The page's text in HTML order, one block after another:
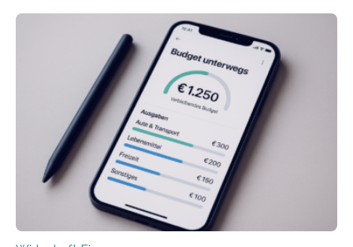
Unterkünfte fast überall deutlich teurer geworden. Für
viele Beschäftigte ist deshalb das zumeist im Juni oder
Juli ausgezahlte Urlaubsgeld ein wichtiger Faktor, um
sich den wohlverdienten Jahresurlaub leisten zu
können. Allerdings erhält mit 44 Prozent noch nicht
einmal die Hälfte aller Beschäftigten in der
Privatwirtschaft Urlaubsgeld. Zu diesem…